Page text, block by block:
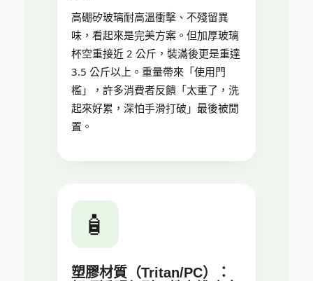
高硼矽玻璃耐高溫衝擊、不殘留異
味，看起來是完美方案。但加厚玻璃
杯空重接近 2 公斤，裝滿後更是重達
3.5 公斤以上。重量帶來「使用門
檻」，許多消費者反饋「太重了，洗
起來好累，深怕手滑打破」最後被閒
置。
🧴
塑膠材質（Tritan/PC）：